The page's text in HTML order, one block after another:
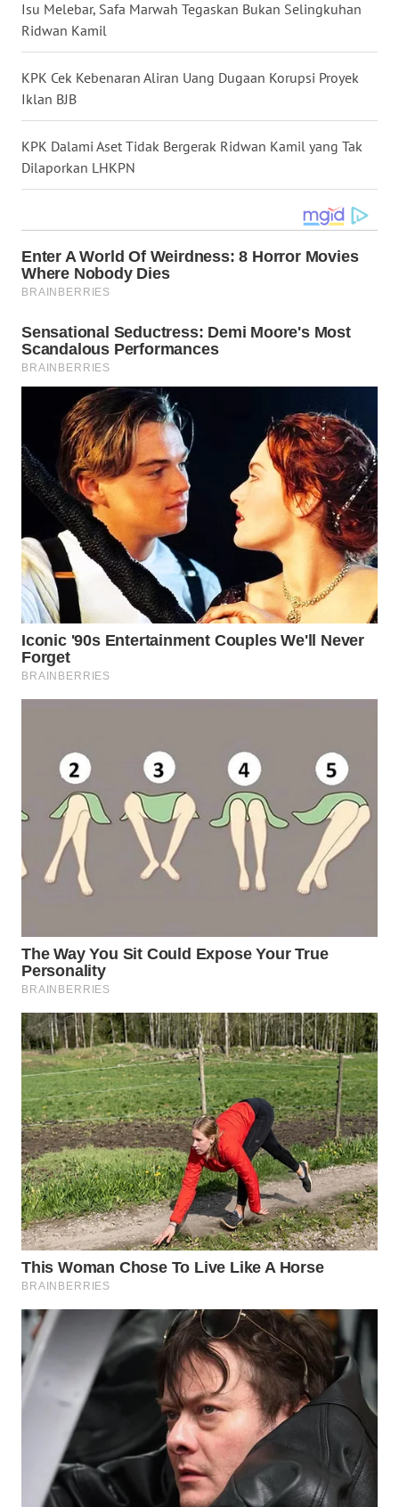
Isu Melebar, Safa Marwah Tegaskan Bukan Selingkuhan
Ridwan Kamil
KPK Cek Kebenaran Aliran Uang Dugaan Korupsi Proyek
Iklan BJB
KPK Dalami Aset Tidak Bergerak Ridwan Kamil yang Tak
Dilaporkan LHKPN
WN
NUSANTARA
WN
JOGJA
WN
JATIM
WN
WN
KALTENG
WN
KALTARA
WN
KALSEL
WN
KALTIM
WN
SULSEL
WN
GORONTALO
SULUT
WN
MALUKU
WN
WN
DAIRI
WN
DANAU
TOBA
WN
NIAS
WN
LANGKAT
WN
TAPANULI
SELATAN
WN
TANJUNG
LESUNG
WN
SIMALUNGUN